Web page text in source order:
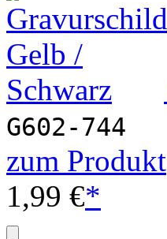
G602-744
zum Produkt
1,99 €*